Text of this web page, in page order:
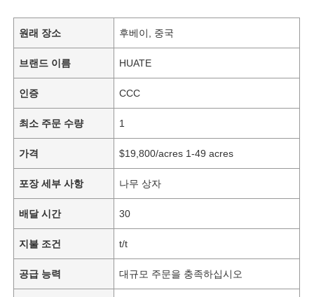
원래 장소 후베이, 중국
브랜드 이름 HUATE
인증 CCC
최소 주문 수량 1
가격 $19,800/acres 1-49 acres
포장 세부 사항 나무 상자
배달 시간 30
지불 조건 t/t
공급 능력 대규모 주문을 충족하십시오